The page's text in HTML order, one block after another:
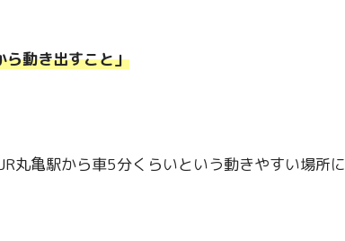
ら動き出すこと」
丸亀駅から車5分くらいという動きやすい場所に